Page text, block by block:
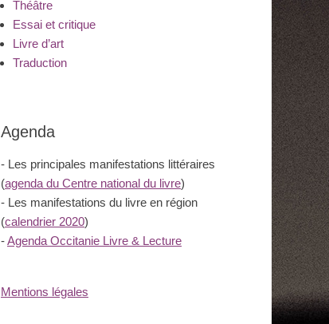
Théâtre
Essai et critique
Livre d’art
Traduction
Agenda
- Les principales manifestations littéraires
(agenda du Centre national du livre)
- Les manifestations du livre en région
(calendrier 2020)
-Agenda Occitanie Livre & Lecture
Mentions légales